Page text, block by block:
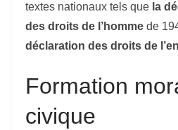
textes nationaux tels que la
des droits de l’homme de
déclaration des droits de
Formation
civique